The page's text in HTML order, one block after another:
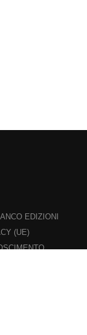
EDIZIONI
(UE)